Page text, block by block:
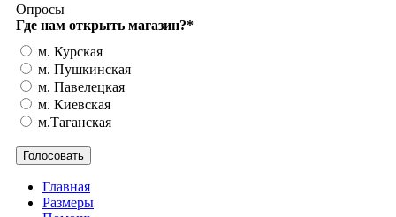
Опросы
Где нам открыть магазин?*
м. Курская
м. Пушкинская
м. Павелецкая
м. Киевская
м.Таганская
Главная
Размеры